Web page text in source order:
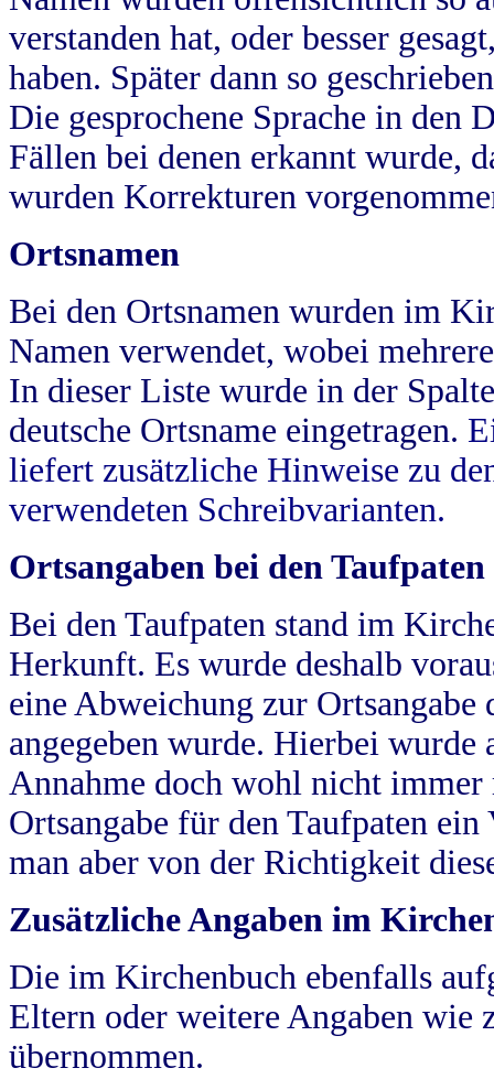
verstanden hat, oder besser
haben. Später dann so
Die gesprochene Sprache in
Fällen bei denen erkannt wurde,
wurden Korrekturen
Ortsnamen
Bei den Ortsnamen wurden im
Namen verwendet, wobei
In dieser Liste wurde in der
deutsche Ortsname eingetragen.
liefert zusätzliche Hinweise zu
verwendeten Schreibvarianten.
Ortsangaben bei den Taufpaten
Bei den Taufpaten stand im
Herkunft. Es wurde deshalb
eine Abweichung zur
angegeben wurde. Hierbei wurde
Annahme doch wohl nicht
Ortsangabe für den Taufpaten
man aber von der Richtigkeit
Zusätzliche Angaben im
Die im Kirchenbuch ebenfalls
Eltern oder weitere Angaben wie
übernommen.